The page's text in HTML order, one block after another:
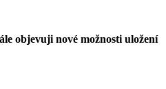
objevuji nové možnosti uložení